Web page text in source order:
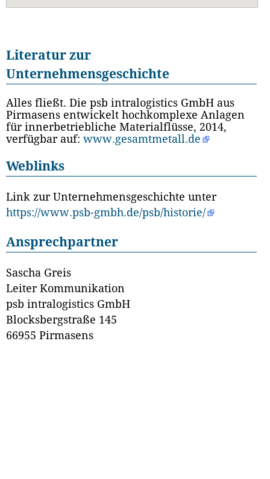
Literatur zur
Unternehmensgeschichte
Alles fließt. Die psb intralogistics GmbH aus
Pirmasens entwickelt hochkomplexe Anlagen
für innerbetriebliche Materialflüsse, 2014,
verfügbar auf: www.gesamtmetall.de
Weblinks
Link zur Unternehmensgeschichte unter
https://www.psb-gmbh.de/psb/historie/
Ansprechpartner
Sascha Greis
Leiter Kommunikation
psb intralogistics GmbH
Blocksbergstraße 145
66955 Pirmasens